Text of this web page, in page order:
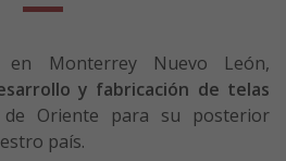
en Monterrey Nuevo León,
y fabricación de telas
Oriente para su posterior
país.